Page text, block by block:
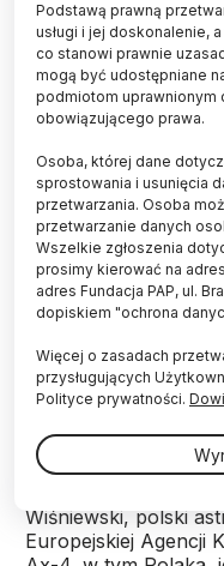
Scalable Radiation
ramach eksperymentu
wibracyjnych. Instrument
wzbudniku drgań
Intensywność
wpływ na pracę
skonstruowany
detektor,
Kosmicznej (ISS).
ramach pierwszej
Wiśniewski, polski
Europejskiej Agencji
Podstawą prawną
usługi i jej doskonalenie,
co stanowi prawnie
mogą być udostępniane
podmiotom uprawnionym
obowiązującego prawa.
Osoba, której dane
sprostowania i usunięcia
przetwarzania. Osoba
przetwarzanie danych
Wszelkie zgłoszenia
prosimy kierować na adres
adres Fundacja PAP, ul.
dopiskiem "ochrona
Więcej o zasadach
przysługujących
Polityce prywatności.